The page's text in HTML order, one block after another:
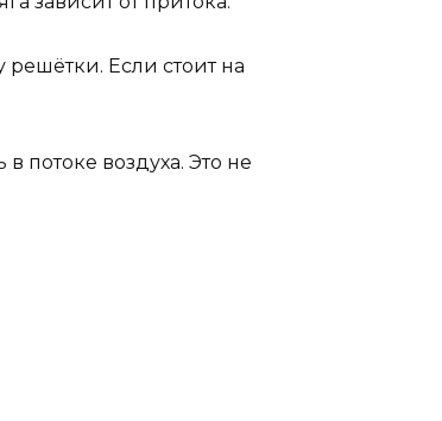
Если стоит на
потоке воздуха. Это не